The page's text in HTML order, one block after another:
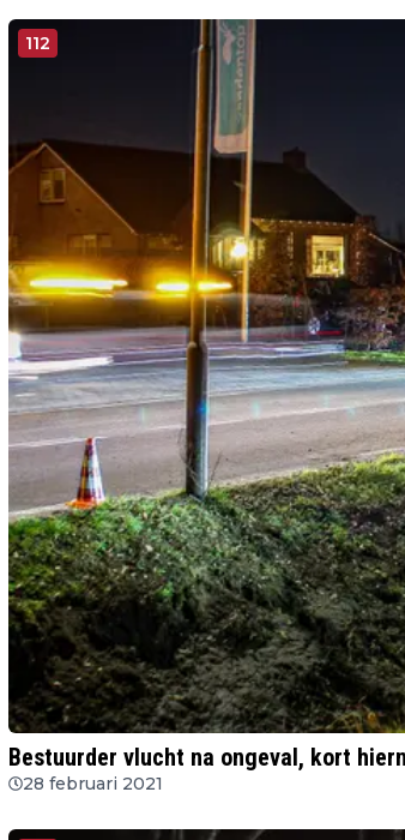
112
Bestuurder vlucht na ongeval, kort
28 februari 2021